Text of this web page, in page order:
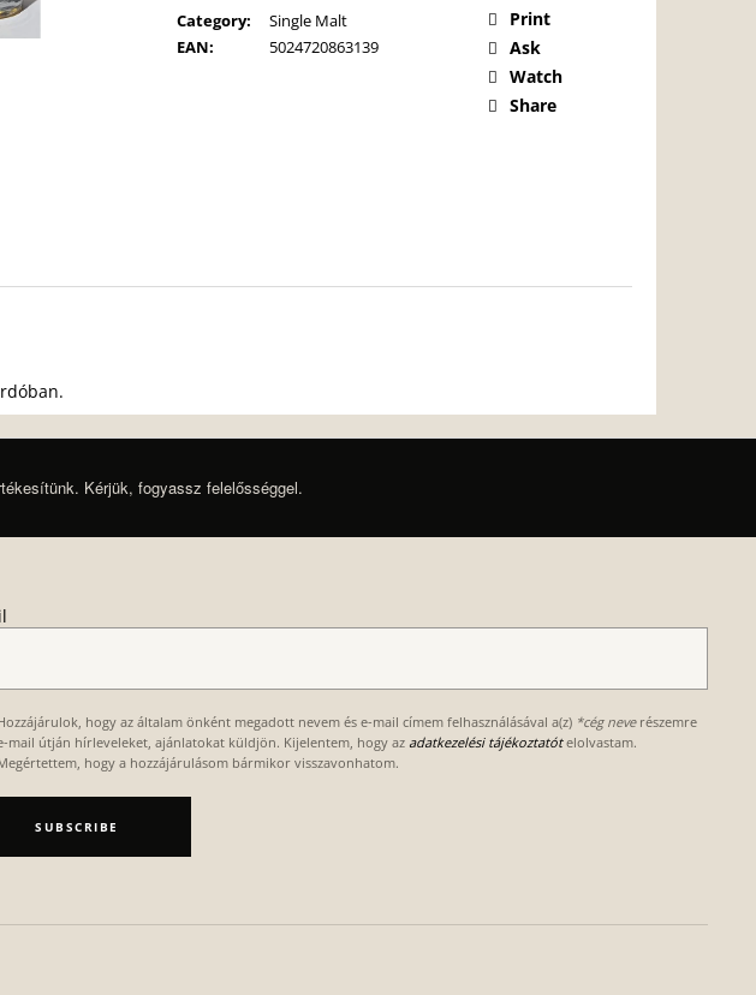
Category:
Single Malt
EAN: 5024720863139
Print
Ask
Watch
Share
Kérjük, fogyassz felelősséggel.
hogy az általam önként megadott nevem és e-mail címem felhasználásával a(z) *cég neverészemre
mail útján hírleveleket, ajánlatokat küldjön. Kijelentem, hogy az adatkezelési tájékoztatót elolvastam.
hogy a hozzájárulásom bármikor visszavonhatom.
SUBSCRIBE